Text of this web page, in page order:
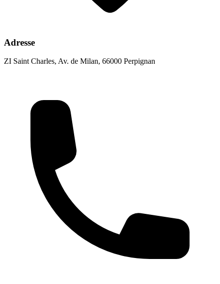
Adresse
ZI Saint Charles, Av. de Milan, 66000 Perpignan